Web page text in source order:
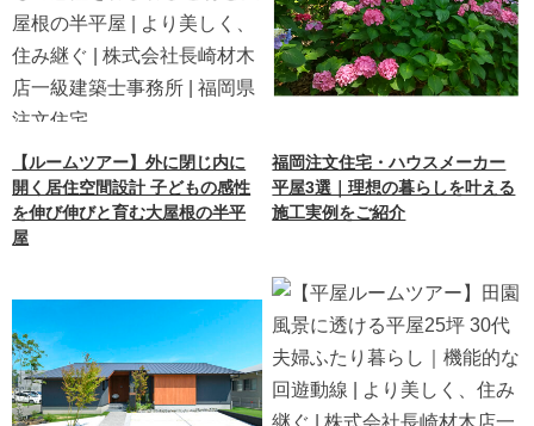
【ルームツアー】外に閉じ内に
開く居住空間設計 子どもの感性
を伸び伸びと育む大屋根の半平
屋
福岡注文住宅・ハウスメーカー
平屋3選｜理想の暮らしを叶える
施工実例をご紹介